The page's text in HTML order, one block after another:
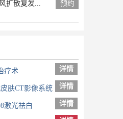
扩散复发... 预约
疗术 详情